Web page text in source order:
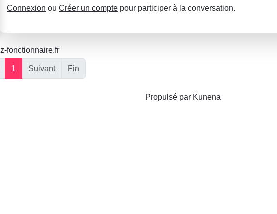
Connexion ou Créer un compte pour participer à la conversation.
1 Suivant Fin
Propulsé par Kunena